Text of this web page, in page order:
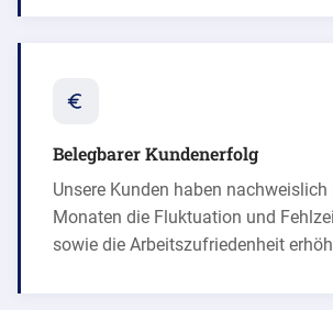
Belegbarer Kundenerfolg
Unsere Kunden haben
Monaten die Fluktuation und
sowie die Arbeitszufriedenheit